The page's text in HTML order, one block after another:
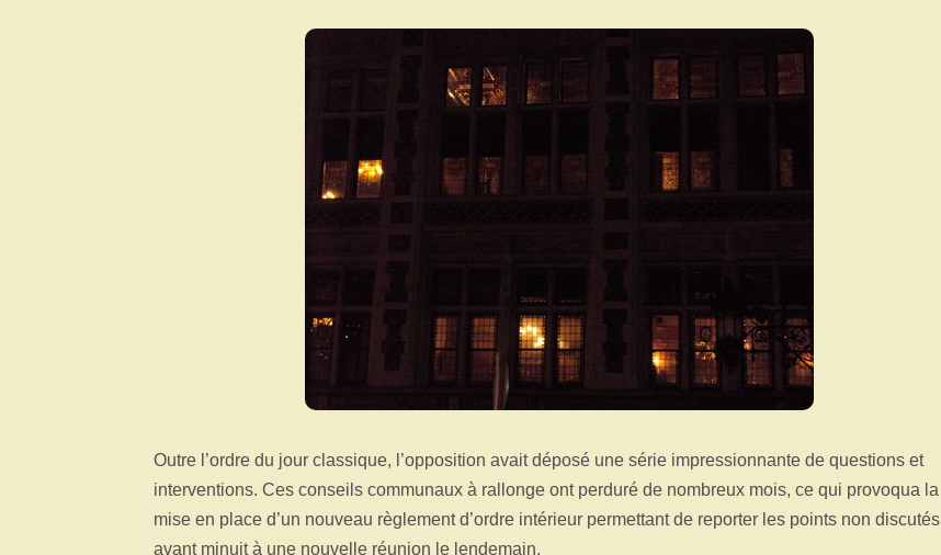
Outre l’ordre du jour classique, l’opposition avait déposé une série impressionnante de questions et
interventions. Ces conseils communaux à rallonge ont perduré de nombreux mois, ce qui provoqua la
mise en place d’un nouveau règlement d’ordre intérieur permettant de reporter les points non discutés
avant minuit à une nouvelle réunion le lendemain.